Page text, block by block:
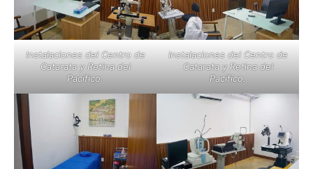
Instalaciones del Centro de
Catarata y Retina del
Pacífico.
Instalaciones del Centro de
Catarata y Retina del
Pacífico.